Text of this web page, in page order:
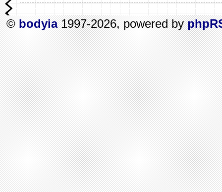
©bodyia1997-2026, powered by